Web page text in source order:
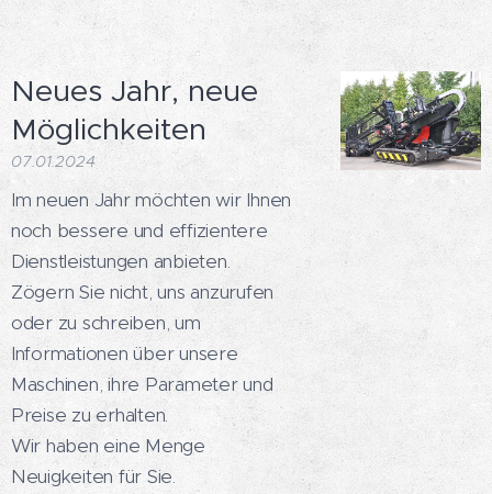
Neues Jahr, neue
Möglichkeiten
07.01.2024
Im neuen Jahr möchten wir Ihnen
noch bessere und effizientere
Dienstleistungen anbieten.
Zögern Sie nicht, uns anzurufen
oder zu schreiben, um
Informationen über unsere
Maschinen, ihre Parameter und
Preise zu erhalten.
Wir haben eine Menge
Neuigkeiten für Sie.